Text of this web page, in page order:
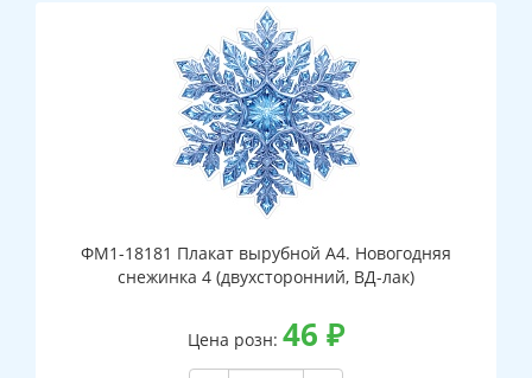
ФМ1-18181 Плакат вырубной А4. Новогодняя
снежинка 4 (двухсторонний, ВД-лак)
Цена розн: 46 ₽